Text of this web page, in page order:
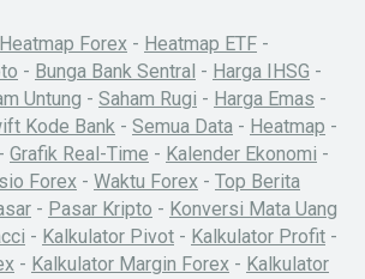
Heatmap Forex - Heatmap ETF -
- Bunga Bank Sentral - Harga IHSG -
Untung - Saham Rugi - Harga Emas -
Kode Bank - Semua Data - Heatmap -
- Grafik Real-Time - Kalender Ekonomi -
Forex - Waktu Forex - Top Berita
- Pasar Kripto - Konversi Mata Uang
- Kalkulator Pivot - Kalkulator Profit -
- Kalkulator Margin Forex - Kalkulator